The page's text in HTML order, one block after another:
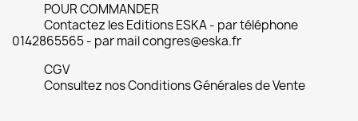
POUR COMMANDER
Contactez les Editions ESKA - par téléphone
0142865565 - par mail congres@eska.fr
CGV
Consultez nos Conditions Générales de Vente